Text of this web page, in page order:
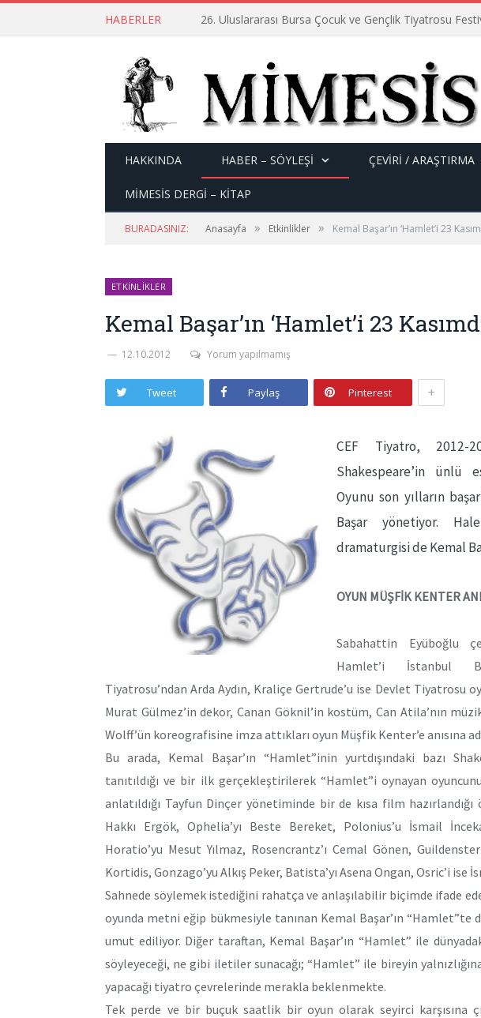
HABERLER 26. Uluslararası Bursa Çocuk ve Gençlik Tiyatrosu
HAKKINDA HABER – SÖYLEŞI ÇEVİRİ / ARAŞTIRMA
MİMESİS DERGİ – KİTAP
BURADASINIZ: Anasayfa » Etkinlikler » Kemal Başar’ın ‘Hamlet’i 23
ETKINLIKLER
Kemal Başar’ın ‘Hamlet’i 23
12.10.2012 Yorum yapılmamış
Tweet Paylaş Pinterest +
CEF Tiyatro, 2012-
Shakespeare’in ünlü
Oyunu son yılların
Başar yönetiyor.
dramaturgisi de Kemal
OYUN MÜŞFİK KENTER
Sabahattin Eyüboğlu
Hamlet’i İstanbul
Tiyatrosu’ndan Arda Aydın, Kraliçe Gertrude’u ise Devlet Tiyatrosu
Murat Gülmez’in dekor, Canan Göknil’in kostüm, Can Atila’nın
Wolff’ün koreografisine imza attıkları oyun Müşfik Kenter’e anısına
Bu arada, Kemal Başar’ın “Hamlet”inin yurtdışındaki bazı
tanıtıldığı ve bir ilk gerçekleştirilerek “Hamlet”i oynayan
anlatıldığı Tayfun Dinçer yönetiminde bir de kısa film hazırlandığı
Hakkı Ergök, Ophelia’yı Beste Bereket, Polonius’u İsmail
Horatio’yu Mesut Yılmaz, Rosencrantz’ı Cemal Gönen,
Kortidis, Gonzago’yu Alkış Peker, Batista’yı Asena Ongan, Osric’i ise
Sahnede söylemek istediğini rahatça ve anlaşılabilir biçimde ifade
oyunda metni eğip bükmesiyle tanınan Kemal Başar’ın “Hamlet”te
umut ediliyor. Diğer taraftan, Kemal Başar’ın “Hamlet” ile
söyleyeceği, ne gibi iletiler sunacağı; “Hamlet” ile bireyin
yapacağı tiyatro çevrelerinde merakla beklenmekte.
Tek perde ve bir buçuk saatlik bir oyun olarak seyirci karşısına